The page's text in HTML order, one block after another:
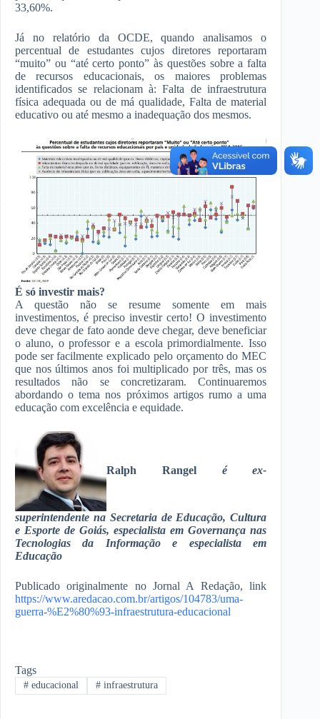
33,60%.
Já no relatório da OCDE, quando analisamos o
percentual de estudantes cujos diretores reportaram
“muito” ou “até certo ponto” às questões sobre a falta
de recursos educacionais, os maiores problemas
identificados se relacionam à: Falta de infraestrutura
física adequada ou de má qualidade, Falta de material
educativo ou até mesmo a inadequação dos mesmos.
É só investir mais?
A questão não se resume somente em mais
investimentos, é preciso investir certo! O investimento
deve chegar de fato aonde deve chegar, deve beneficiar
o aluno, o professor e a escola primordialmente. Isso
pode ser facilmente explicado pelo orçamento do MEC
que nos últimos anos foi multiplicado por três, mas os
resultados não se concretizaram. Continuaremos
abordando o tema nos próximos artigos rumo a uma
educação com excelência e equidade.
Ralph Rangel é ex-
superintendente na Secretaria de Educação, Cultura
e Esporte de Goiás, especialista em Governança nas
Tecnologias da Informação e especialista em
Educação
Publicado originalmente no Jornal A Redação, link
https://www.aredacao.com.br/artigos/104783/uma-
guerra-%E2%80%93-infraestrutura-educacional
Tags
#educacional #infraestrutura